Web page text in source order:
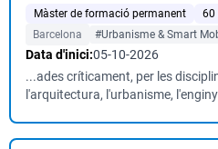
Màster de formació permanent 60
Barcelona
#Urbanisme & Smart
Data d'inici:05-10-2026
...ades críticament, per les
l'arquitectura, l'urbanisme,